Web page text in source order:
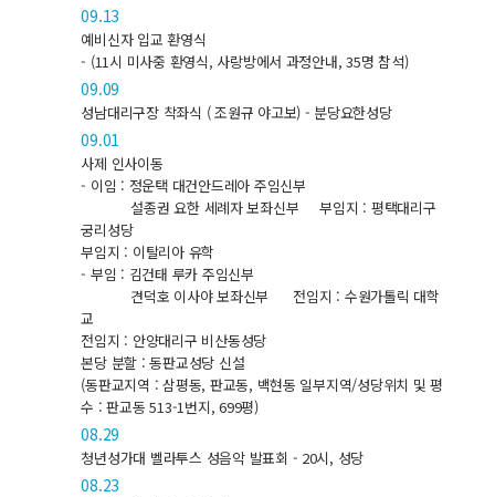
09.13
예비신자 입교 환영식
- (11시 미사중 환영식, 사랑방에서 과정안내, 35명 참석)
09.09
성남대리구장 착좌식 ( 조원규 야고보) - 분당요한성당
09.01
사제 인사이동
- 이임 : 정운택 대건안드레아 주임신부
설종권 요한 세례자 보좌신부
부임지 : 평택대리구
궁리성당
부임지 : 이탈리아 유학
- 부임 : 김건태 루카 주임신부
견덕호 이사야 보좌신부
전임지 : 수원가톨릭 대학
교
전임지 : 안양대리구 비산동성당
본당 분할 : 동판교성당 신설
(동판교지역 : 삼평동, 판교동, 백현동 일부지역/성당위치 및 평
수 : 판교동 513-1번지, 699평)
08.29
청년성가대 벨라투스 성음악 발표회 - 20시, 성당
08.23